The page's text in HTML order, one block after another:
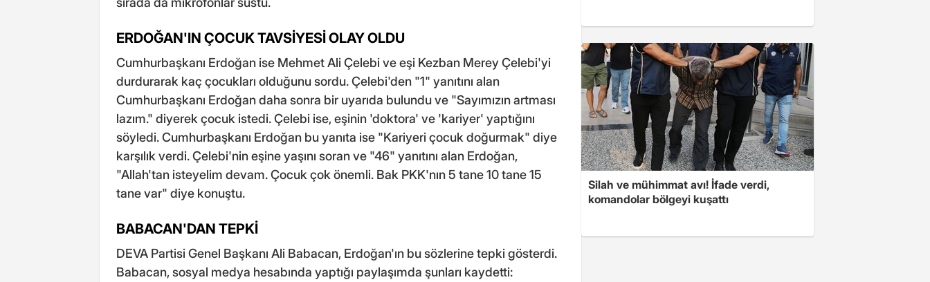
ERDOĞAN'IN ÇOCUK TAVSİYESİ OLAY OLDU
Cumhurbaşkanı Erdoğan ise Mehmet Ali Çelebi ve eşi Kezban Merey Çelebi'yi
durdurarak kaç çocukları olduğunu sordu. Çelebi'den "1" yanıtını alan
Cumhurbaşkanı Erdoğan daha sonra bir uyarıda bulundu ve "Sayımızın artması
lazım." diyerek çocuk istedi. Çelebi ise, eşinin 'doktora' ve 'kariyer' yaptığını
söyledi. Cumhurbaşkanı Erdoğan bu yanıta ise "Kariyeri çocuk doğurmak" diye
karşılık verdi. Çelebi'nin eşine yaşını soran ve "46" yanıtını alan Erdoğan,
"Allah'tan isteyelim devam. Çocuk çok önemli. Bak PKK'nın 5 tane 10 tane 15
tane var" diye konuştu.
BABACAN'DAN TEPKİ
DEVA Partisi Genel Başkanı Ali Babacan, Erdoğan'ın bu sözlerine tepki gösterdi.
Babacan, sosyal medya hesabında yaptığı paylaşımda şunları kaydetti:
Silah ve mühimmat avı! İfade verdi,
komandolar bölgeyi kuşattı